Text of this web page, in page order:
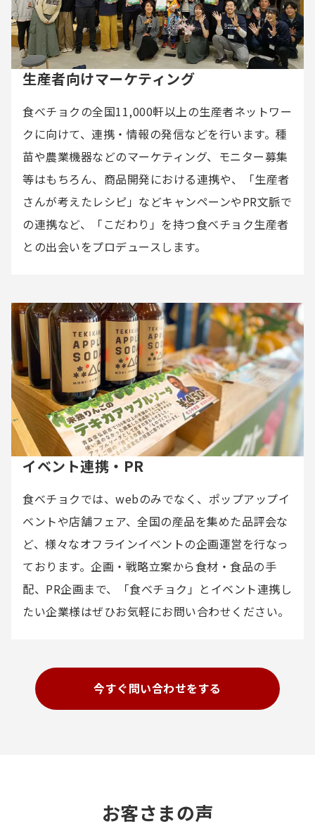
生産者向けマーケティング
食べチョクの全国11,000軒以上の生産者ネットワー
クに向けて、連携・情報の発信などを行います。種
苗や農業機器などのマーケティング、モニター募集
等はもちろん、商品開発における連携や、「生産者
さんが考えたレシピ」などキャンペーンやPR文脈で
の連携など、「こだわり」を持つ食べチョク生産者
との出会いをプロデュースします。
イベント連携・PR
食べチョクでは、webのみでなく、ポップアップイ
ベントや店舗フェア、全国の産品を集めた品評会な
ど、様々なオフラインイベントの企画運営を行なっ
ております。企画・戦略立案から食材・食品の手
配、PR企画まで、「食べチョク」とイベント連携し
たい企業様はぜひお気軽にお問い合わせください。
今すぐ問い合わせをする
お客さまの声